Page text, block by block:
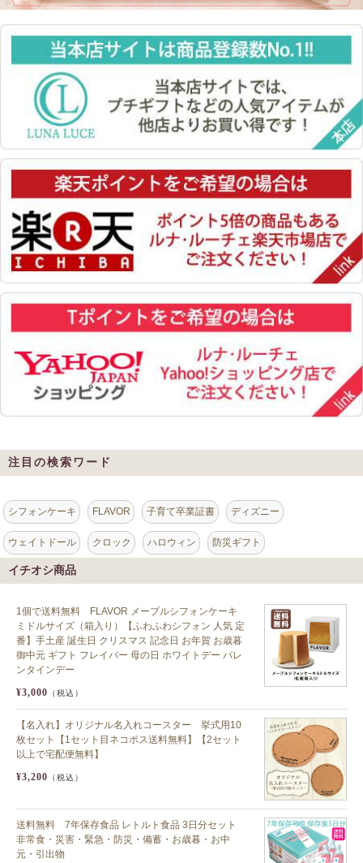
注目の検索ワード
シフォンケーキ FLAVOR 子育て卒業証書 ディズニー
ウェイトドール クロック ハロウィン 防災ギフト
イチオシ商品
1個で送料無料 FLAVOR メープルシフォンケーキ
ミドルサイズ（箱入り）【ふわふわシフォン 人気 定
番】手土産 誕生日 クリスマス 記念日 お年賀 お歳暮
御中元 ギフト フレイバー 母の日 ホワイトデー バレ
ンタインデー
¥3,000 （税込）
【名入れ】オリジナル名入れコースター 挙式用10
枚セット【1セット目ネコポス送料無料】【2セット
以上で宅配便無料】
¥3,200 （税込）
送料無料 7年保存食品 レトルト食品 3日分セット
非常食・災害・緊急・防災・備蓄・お歳暮・お中
元・引出物